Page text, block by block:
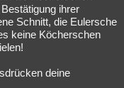
ihrer
Schnitt, die Eulersche
keine Köcherschen
deine